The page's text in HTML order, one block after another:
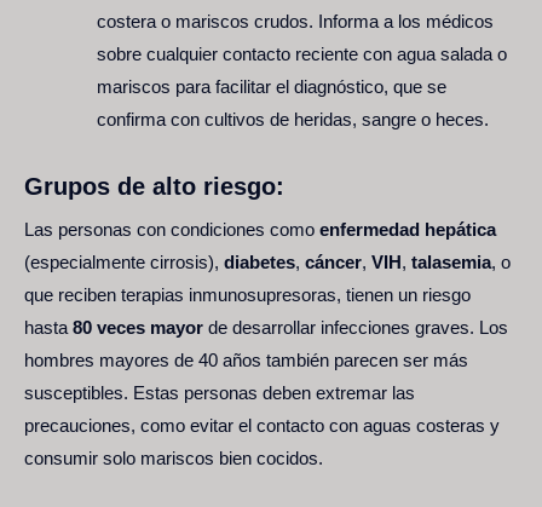
costera o mariscos crudos. Informa a los médicos
sobre cualquier contacto reciente con agua salada o
mariscos para facilitar el diagnóstico, que se
confirma con cultivos de heridas, sangre o heces.
Grupos de alto riesgo:
Las personas con condiciones como enfermedad hepática
(especialmente cirrosis), diabetes, cáncer, VIH, talasemia, o
que reciben terapias inmunosupresoras, tienen un riesgo
hasta 80 veces mayor de desarrollar infecciones graves. Los
hombres mayores de 40 años también parecen ser más
susceptibles. Estas personas deben extremar las
precauciones, como evitar el contacto con aguas costeras y
consumir solo mariscos bien cocidos.